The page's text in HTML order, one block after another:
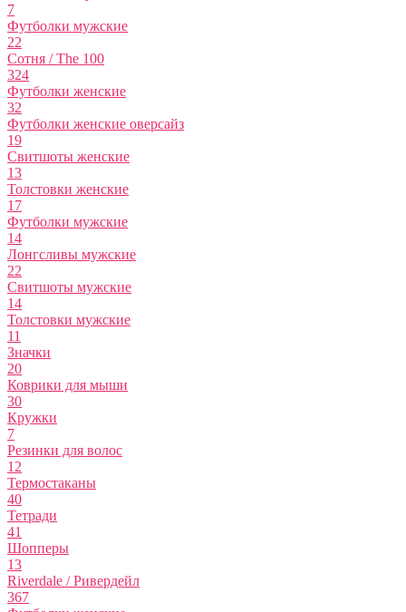
7
Футболки мужские
22
Сотня / The 100
324
Футболки женские
32
Футболки женские оверсайз
19
Свитшоты женские
13
Толстовки женские
17
Футболки мужские
14
Лонгсливы мужские
22
Свитшоты мужские
14
Толстовки мужские
11
Значки
20
Коврики для мыши
30
Кружки
7
Резинки для волос
12
Термостаканы
40
Тетради
41
Шопперы
13
Riverdale / Ривердейл
367